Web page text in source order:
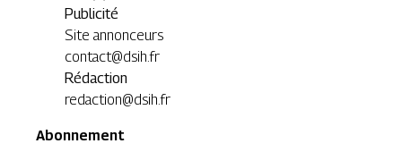
Publicité
Site annonceurs
contact@dsih.fr
Rédaction
redaction@dsih.fr
Abonnement